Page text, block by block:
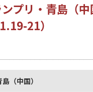
プリ・青島（
21）
（中国）